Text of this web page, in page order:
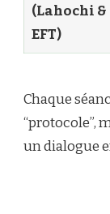
(Lahochi &
EFT)
Chaque
“protocole”,
un dialogue